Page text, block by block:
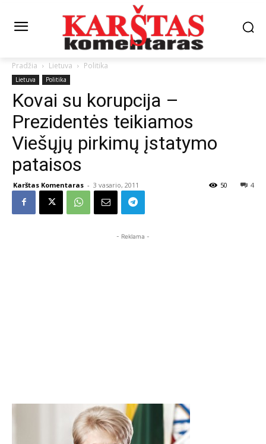
Pradžia Lietuva Politika
Lietuva Politika
Kovai su korupcija –
Prezidentės teikiamos
Viešųjų pirkimų įstatymo
pataisos
Karštas Komentaras - 3 vasario, 2011 4
50
- Reklama -